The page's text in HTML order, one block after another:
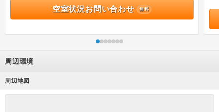
空室状況お問い合わせ 無料
周辺環境
周辺地図